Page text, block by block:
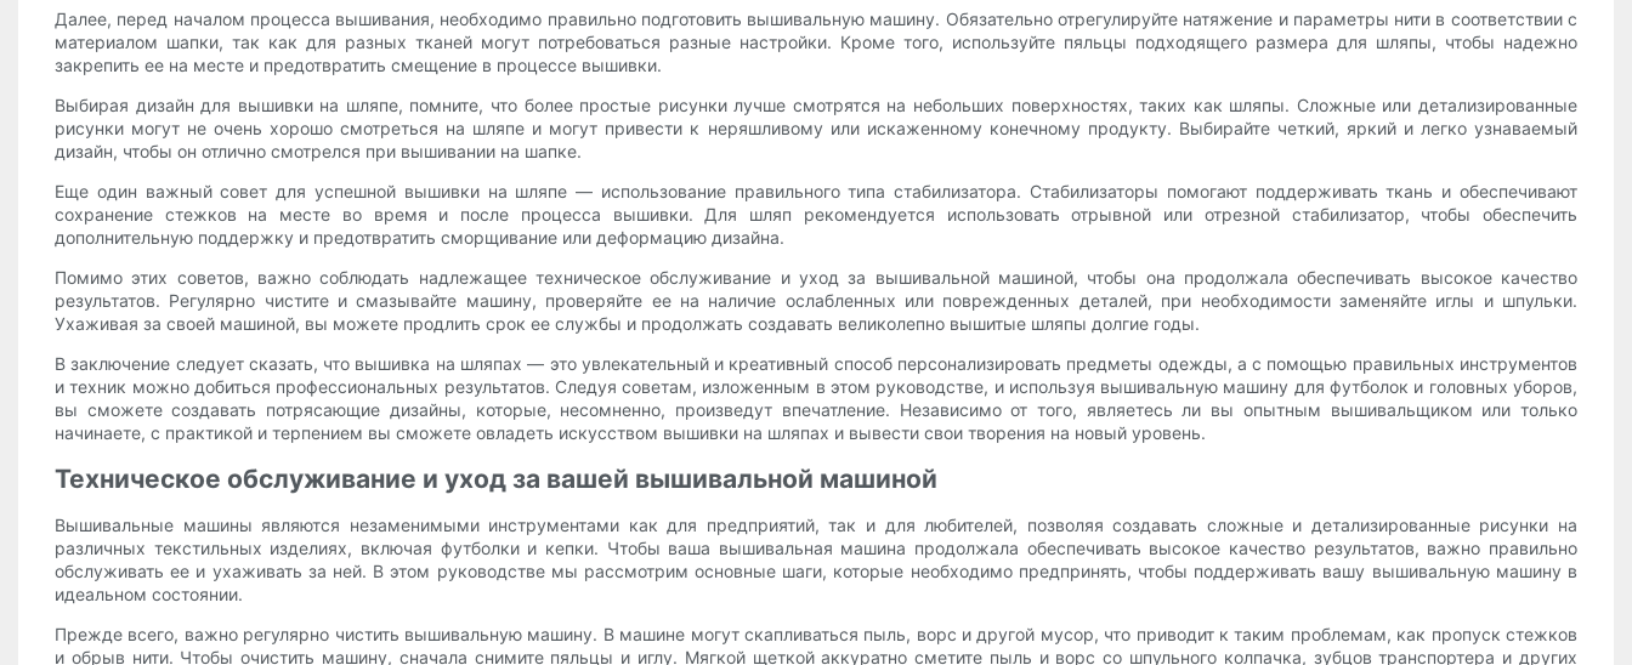
Далее, перед началом процесса вышивания, необходимо правильно подготовить вышивальную машину. Обязательно отрегулируйте натяжение и параметры нити в соответствии с
материалом шапки, так как для разных тканей могут потребоваться разные настройки. Кроме того, используйте пяльцы подходящего размера для шляпы, чтобы надежно
закрепить ее на месте и предотвратить смещение в процессе вышивки.
Выбирая дизайн для вышивки на шляпе, помните, что более простые рисунки лучше смотрятся на небольших поверхностях, таких как шляпы. Сложные или детализированные
рисунки могут не очень хорошо смотреться на шляпе и могут привести к неряшливому или искаженному конечному продукту. Выбирайте четкий, яркий и легко узнаваемый
дизайн, чтобы он отлично смотрелся при вышивании на шапке.
Еще один важный совет для успешной вышивки на шляпе — использование правильного типа стабилизатора. Стабилизаторы помогают поддерживать ткань и обеспечивают
сохранение стежков на месте во время и после процесса вышивки. Для шляп рекомендуется использовать отрывной или отрезной стабилизатор, чтобы обеспечить
дополнительную поддержку и предотвратить сморщивание или деформацию дизайна.
Помимо этих советов, важно соблюдать надлежащее техническое обслуживание и уход за вышивальной машиной, чтобы она продолжала обеспечивать высокое качество
результатов. Регулярно чистите и смазывайте машину, проверяйте ее на наличие ослабленных или поврежденных деталей, при необходимости заменяйте иглы и шпульки.
Ухаживая за своей машиной, вы можете продлить срок ее службы и продолжать создавать великолепно вышитые шляпы долгие годы.
В заключение следует сказать, что вышивка на шляпах — это увлекательный и креативный способ персонализировать предметы одежды, а с помощью правильных инструментов
и техник можно добиться профессиональных результатов. Следуя советам, изложенным в этом руководстве, и используя вышивальную машину для футболок и головных уборов,
вы сможете создавать потрясающие дизайны, которые, несомненно, произведут впечатление. Независимо от того, являетесь ли вы опытным вышивальщиком или только
начинаете, с практикой и терпением вы сможете овладеть искусством вышивки на шляпах и вывести свои творения на новый уровень.
Техническое обслуживание и уход за вашей вышивальной машиной
Вышивальные машины являются незаменимыми инструментами как для предприятий, так и для любителей, позволяя создавать сложные и детализированные рисунки на
различных текстильных изделиях, включая футболки и кепки. Чтобы ваша вышивальная машина продолжала обеспечивать высокое качество результатов, важно правильно
обслуживать ее и ухаживать за ней. В этом руководстве мы рассмотрим основные шаги, которые необходимо предпринять, чтобы поддерживать вашу вышивальную машину в
идеальном состоянии.
Прежде всего, важно регулярно чистить вышивальную машину. В машине могут скапливаться пыль, ворс и другой мусор, что приводит к таким проблемам, как пропуск стежков
и обрыв нити. Чтобы очистить машину, сначала снимите пяльцы и иглу. Мягкой щеткой аккуратно сметите пыль и ворс со шпульного колпачка, зубцов транспортера и других